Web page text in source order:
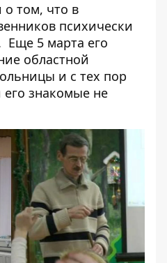
том, что в
психически
Еще 5 марта его
областной
и с тех пор
знакомые не